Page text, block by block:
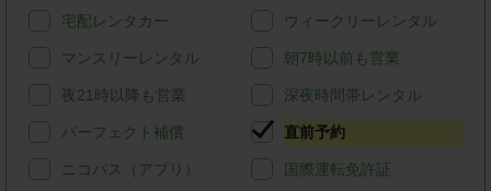
宅配レンタカー ウィークリーレンタル
マンスリーレンタル 朝7時以前も営業
夜21時以降も営業 深夜時間帯レンタル
パーフェクト補償 直前予約
ニコパス（アプリ） 国際運転免許証